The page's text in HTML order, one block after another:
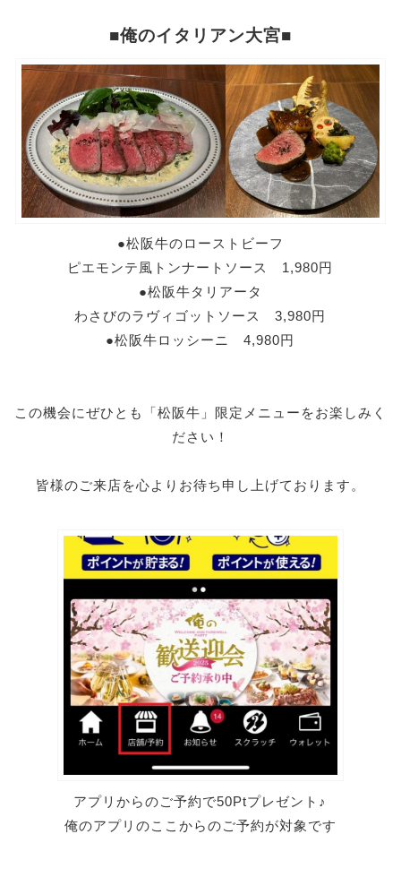
■俺のイタリアン大宮■
●松阪牛のローストビーフ
ピエモンテ風トンナートソース 1,980円
●松阪牛タリアータ
わさびのラヴィゴットソース 3,980円
●松阪牛ロッシーニ 4,980円
この機会にぜひとも「松阪牛」限定メニューをお楽しみく
ださい！
皆様のご来店を心よりお待ち申し上げております。
アプリからのご予約で50Ptプレゼント♪
俺のアプリのここからのご予約が対象です